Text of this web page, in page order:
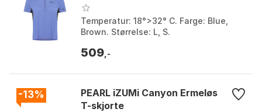
Temperatur: 18°>32° C. Farge: Blue,
Brown. Størrelse: L, S.
509 ,-
-13%
PEARL iZUMi Canyon Ermeløs
T-skjorte